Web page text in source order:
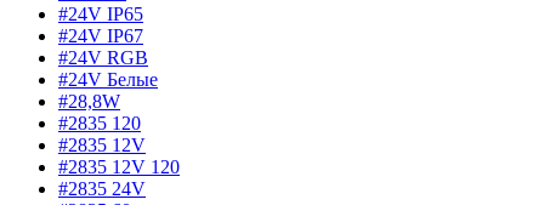
#24V IP65
#24V IP67
#24V RGB
#24V Белые
#28,8W
#2835 120
#2835 12V
#2835 12V 120
#2835 24V